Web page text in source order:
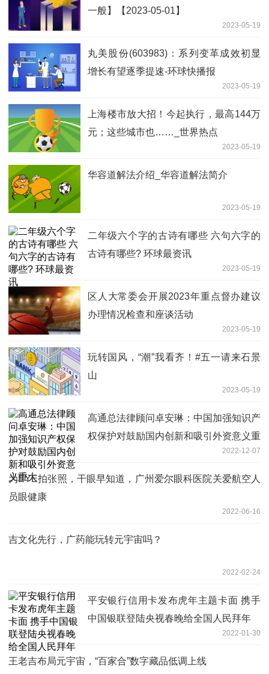
一般】【2023-05-01】
2023-05-19
丸美股份(603983)：系列变革成效初显
增长有望逐季提速-环球快播报
2023-05-19
上海楼市放大招！今起执行，最高144万
元；这些城市也……_世界热点
2023-05-19
华容道解法介绍_华容道解法简介
2023-05-19
二年级六个字的古诗有哪些 六句六字的
古诗有哪些? 环球最资讯
2023-05-19
区人大常委会开展2023年重点督办建议
办理情况检查和座谈活动
2023-05-19
玩转国风，“潮”我看齐！#五一请来石景
山
2023-05-19
高通总法律顾问卓安琳：中国加强知识产
权保护对鼓励国内创新和吸引外资意义重
2022-12-07
为EYE拍张照，干眼早知道，广州爱尔眼科医院关爱航空人
员眼健康
2022-06-16
吉文化先行，广药能玩转元宇宙吗？
2022-02-24
平安银行信用卡发布虎年主题卡面 携手
中国银联登陆央视春晚给全国人民拜年
2022-01-30
王老吉布局元宇宙，“百家合”数字藏品低调上线